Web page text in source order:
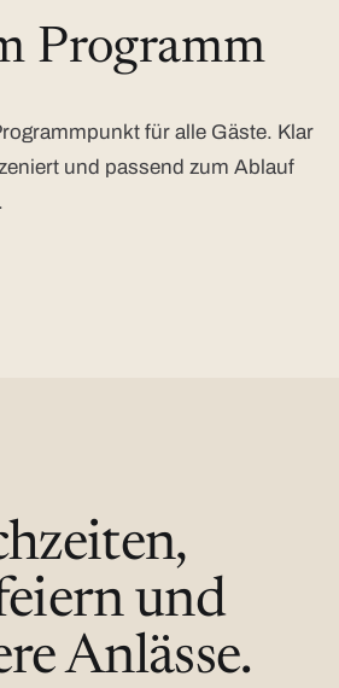
Programm
für alle Gäste. Klar
und passend zum Ablauf
und
Anlässe.